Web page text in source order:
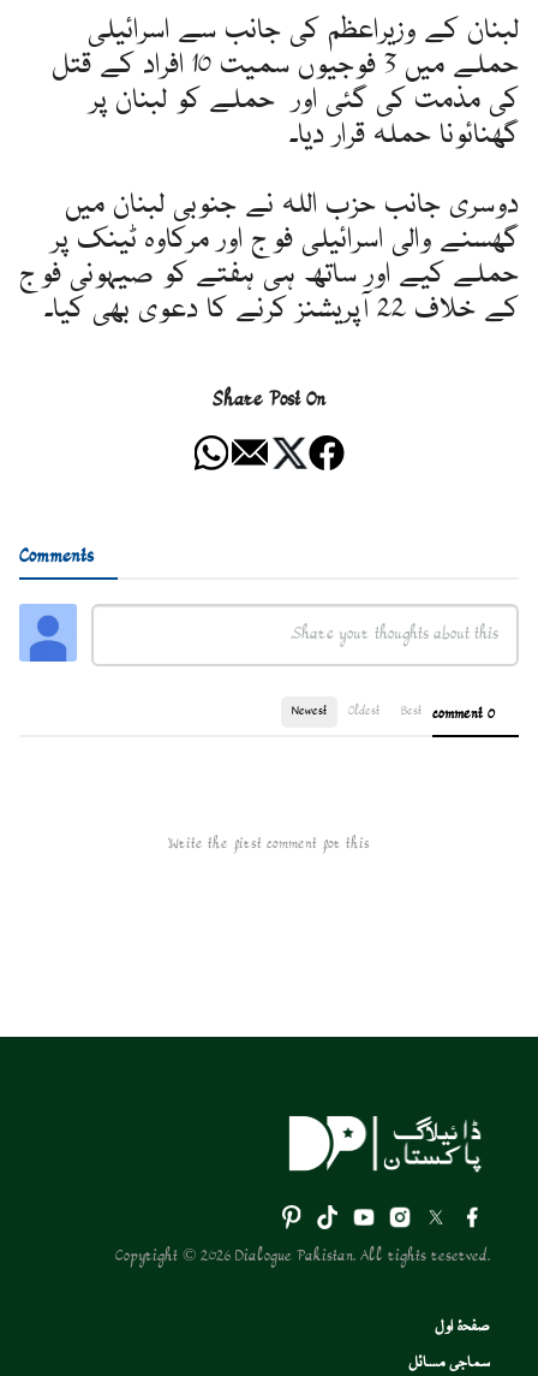
لبنان کے وزیراعظم کی جانب سے اسرائیلی
حملے میں 3 فوجیوں سمیت 10 افراد کے قتل
کی مذمت کی گئی اور حملے کو لبنان پر
گھنائونا حملہ قرار دیا۔
دوسری جانب حزب اللہ نے جنوبی لبنان میں
گھسنے والی اسرائیلی فوج اور مرکاوہ ٹینک پر
حملے کیے اور ساتھ ہی ہفتے کو صیہونی فوج
کے خلاف 22 آپریشنز کرنے کا دعوی بھی کیا۔
Share Post On
Comments
0 comment
Best
Oldest
Newest
Write the first comment for this!
Copyright © 2026 Dialogue Pakistan. All rights reserved.
صفحۂ اول
سماجی مسائل